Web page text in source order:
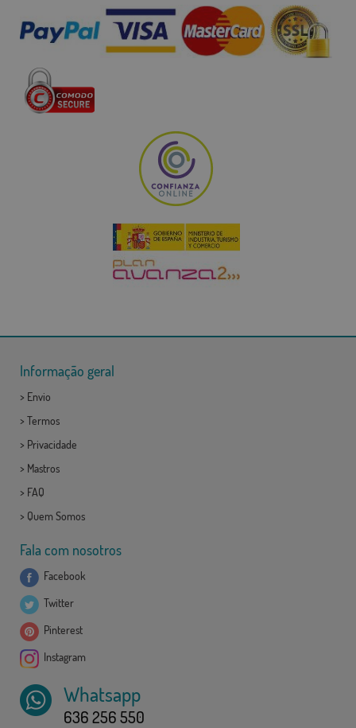
Informação geral
> Envio
> Termos
> Privacidade
> Mastros
> FAQ
> Quem Somos
Fala com nosotros
Facebook
Twitter
Pinterest
Instagram
Whatsapp
636 256 550